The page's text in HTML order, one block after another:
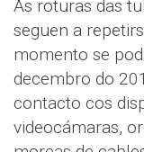
As roturas das
seguen a
momento se
decembro do
contacto cos
videocámaras,